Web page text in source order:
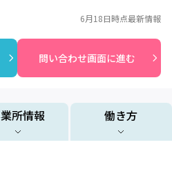
問い合わせ画面に進む
6月18日時点最新情報
所情報 働き方